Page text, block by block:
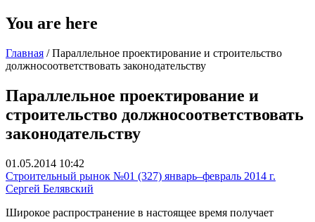
You are here
Главная / Параллельное проектирование и строительство
должносоответствовать законодательству
Параллельное проектирование и
строительство должносоответствовать
законодательству
01.05.2014 10:42
Строительный рынок №01 (327) январь–февраль 2014 г.
Сергей Белявский
Широкое распространение в настоящее время получает